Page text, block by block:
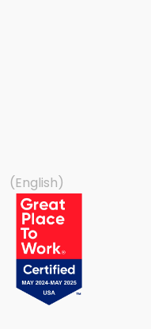
(English)